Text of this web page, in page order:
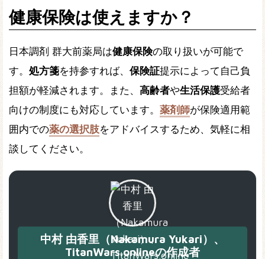
健康保険は使えますか？
日本調剤 群大前薬局は健康保険の取り扱いが可能で
す。 処方箋を持参すれば、 保険証提示によって自己負
担額が軽減されます。また、 高齢者や生活保護受給者
向けの制度にも対応しています。 薬剤師が保険適用範
囲内での薬の選択肢をアドバイスするため、気軽に相
談してください。
中村 由香里（Nakamura Yukari）、
TitanWars.onlineの作成者